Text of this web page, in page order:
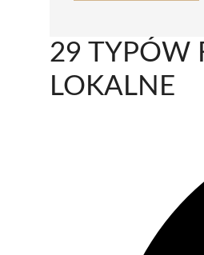
29 TYPÓW
LOKALNE